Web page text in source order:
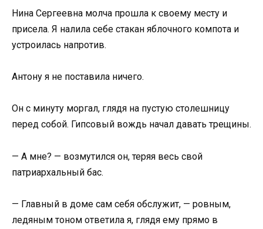
Нина Сергеевна молча прошла к своему месту и
присела. Я налила себе стакан яблочного компота и
устроилась напротив.
Антону я не поставила ничего.
Он с минуту моргал, глядя на пустую столешницу
перед собой. Гипсовый вождь начал давать трещины.
— А мне? — возмутился он, теряя весь свой
патриархальный бас.
— Главный в доме сам себя обслужит, — ровным,
ледяным тоном ответила я, глядя ему прямо в